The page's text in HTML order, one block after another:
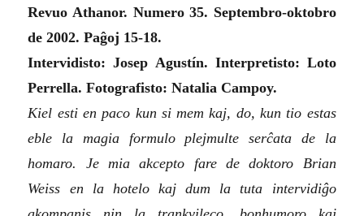
Revuo Athanor. Numero 35. Septembro-oktobro
de 2002. Paĝoj 15-18.
Intervidisto: Josep Agustín. Interpretisto: Loto
Perrella. Fotografisto: Natalia Campoy.
Kiel esti en paco kun si mem kaj, do, kun tio estas
eble la magia formulo plejmulte serĉata de la
homaro. Je mia akcepto fare de doktoro Brian
Weiss en la hotelo kaj dum la tuta intervidiĝo